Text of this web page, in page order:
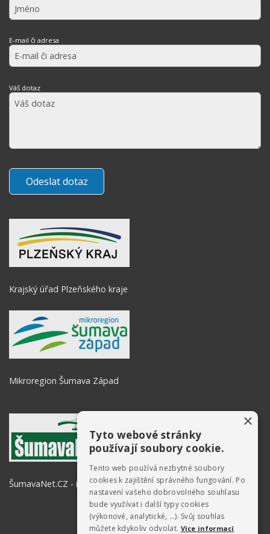
E-mail či adresa
Váš dotaz
Krajský úřad Plzeňského kraje
Mikroregion Šumava Západ
ŠumavaNet.CZ - informace o regionu
×
Tyto webové stránky
používají soubory cookie.
Tento web používá nezbytné soubory
cookies k zajištění správného fungování. Po
nastavení vašeho dobrovolného souhlasu
bude využívat i další typy cookies
(výkonové, analytické, …). Svůj souhlas
můžete kdykoliv odvolat. Více informací